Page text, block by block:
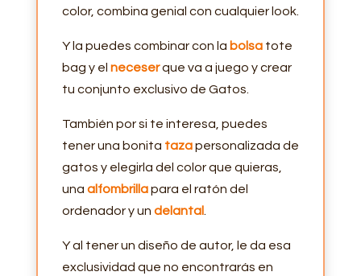
color, combina genial con cualquier look.
Y la puedes combinar con la bolsa tote
bag y el neceser que va a juego y crear
tu conjunto exclusivo de Gatos.
También por si te interesa, puedes
tener una bonita taza personalizada de
gatos y elegirla del color que quieras,
una alfombrilla para el ratón del
ordenador y un delantal.
Y al tener un diseño de autor, le da esa
exclusividad que no encontrarás en